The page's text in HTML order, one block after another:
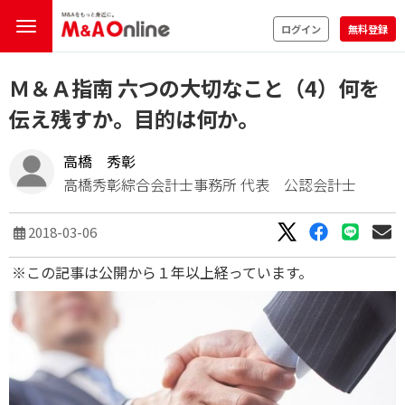
ログイン 無料登録
Ｍ＆Ａ指南 六つの大切なこと（4）何を
伝え残すか。目的は何か。
高橋 秀彰
高橋秀彰綜合会計士事務所 代表 公認会計士
2018-03-06
※この記事は公開から１年以上経っています。